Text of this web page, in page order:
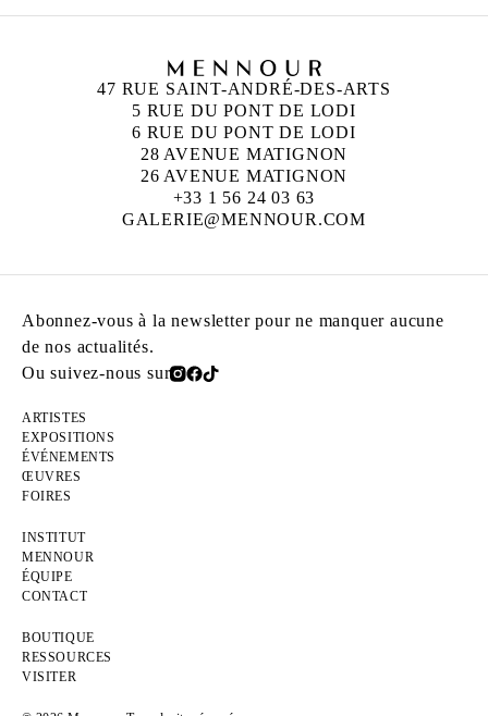
47 RUE SAINT-ANDRÉ-DES-ARTS
5 RUE DU PONT DE LODI
6 RUE DU PONT DE LODI
28 AVENUE MATIGNON
26 AVENUE MATIGNON
+33 1 56 24 03 63
GALERIE@MENNOUR.COM
Abonnez-vous à la newsletter pour ne manquer aucune
de nos actualités.
Ou suivez-nous sur
ARTISTES
EXPOSITIONS
ÉVÉNEMENTS
ŒUVRES
FOIRES
INSTITUT
MENNOUR
ÉQUIPE
CONTACT
BOUTIQUE
RESSOURCES
VISITER